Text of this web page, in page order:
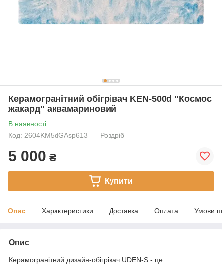
Керамогранітний обігрівач KEN-500d "Космос
жакард" аквамариновий
В наявності
Код: 2604KM5dGAsp613
Роздріб
5 000 ₴
Купити
Опис Характеристики Доставка Оплата Умови
Опис
Керамогранітний дизайн-обігрівач UDEN-S - це